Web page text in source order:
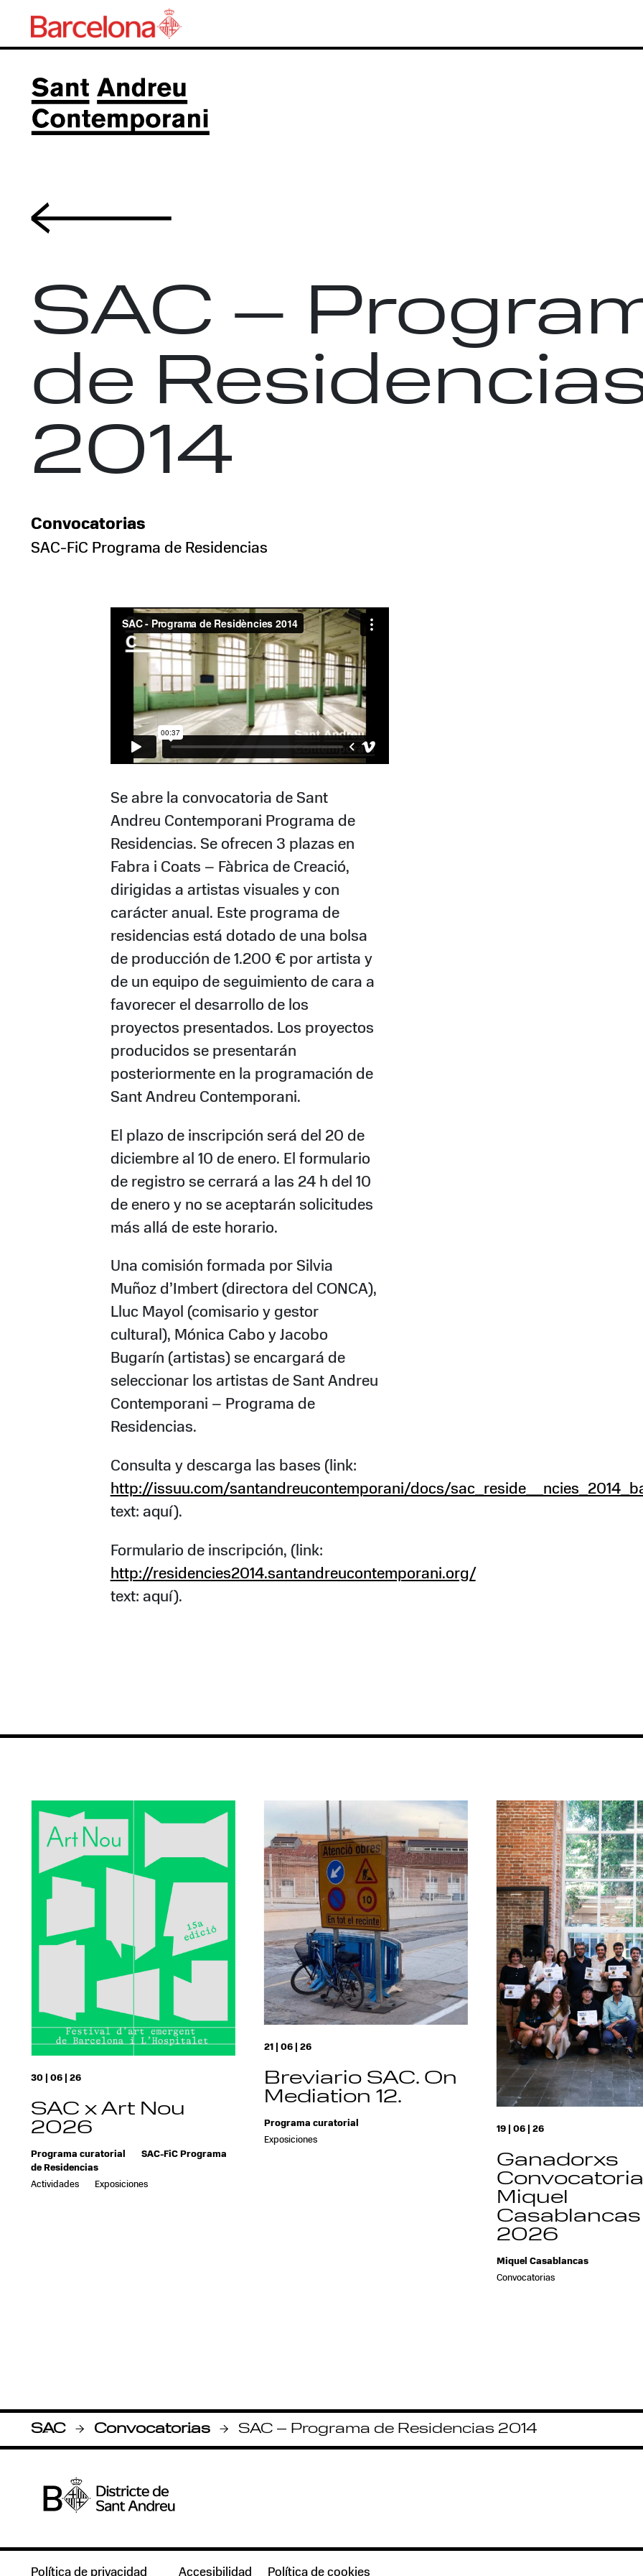
SAC
- Convocatorias
- SAC – Programa de Residencias 2014
SAC –
de
2014
Convocatorias
SAC-FiC Programa de Residencias
Se abre la convocatoria de Sant
Andreu Contemporani Programa de
Residencias. Se ofrecen 3 plazas en
Fabra i Coats – Fàbrica de Creació,
dirigidas a artistas visuales y con
carácter anual. Este programa de
residencias está dotado de una bolsa
de producción de 1.200 € por artista y
de un equipo de seguimiento de cara a
favorecer el desarrollo de los
proyectos presentados. Los proyectos
producidos se presentarán
posteriormente en la programación de
Sant Andreu Contemporani.
El plazo de inscripción será del 20 de
diciembre al 10 de enero. El formulario
de registro se cerrará a las 24 h del 10
de enero y no se aceptarán solicitudes
más allá de este horario.
Una comisión formada por Silvia
Muñoz d’Imbert (directora del CONCA),
Lluc Mayol (comisario y gestor
cultural), Mónica Cabo y Jacobo
Bugarín (artistas) se encargará de
seleccionar los artistas de Sant Andreu
Contemporani – Programa de
Residencias.
Consulta y descarga las bases (link:
http://issuu.com/santandreucontemporani/docs/
text: aquí).
Formulario de inscripción, (link:
http://residencies2014.santandreucontemporani.org/
text: aquí).
30 | 06 | 26
SAC x Art Nou
2026
Programa curatorial
SAC-FiC Programa
de Residencias
Actividades
Exposiciones
21 | 06 | 26
Breviario SAC. On
Mediation 12.
Programa curatorial
Exposiciones
19 | 06 | 26
Ganadorxs
Convocatoria
Miquel
Casablancas
2026
Miquel Casablancas
Convocatorias
Política de privacidad Accesibilidad Política de cookies